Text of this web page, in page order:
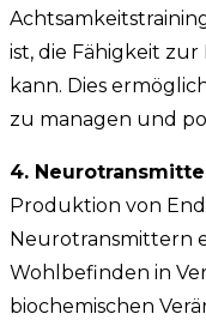
ist, die Fähigkeit
kann. Dies
zu managen und
4.
Produktion von
Neurotransmittern
Wohlbefinden in
biochemischen